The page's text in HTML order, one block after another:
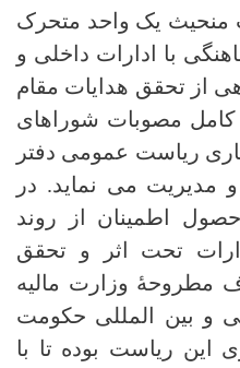
منحیث یک واحد متحرک
با ادارات داخلی و
از تحقق هدایات مقام
مصوبات شوراهای
کاری ریاست عمومی دفتر
و مدیریت می نماید. در
اطمینان از روند
تحت اثر و تحقق
مطروحۀ وزارت مالیه
و بین المللی حکومت
این ریاست بوده تا با